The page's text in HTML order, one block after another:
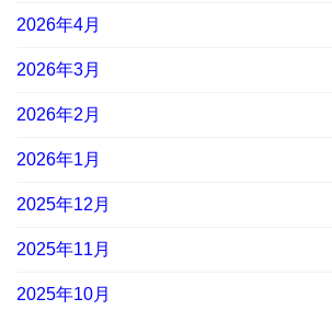
2026年4月
2026年3月
2026年2月
2026年1月
2025年12月
2025年11月
2025年10月